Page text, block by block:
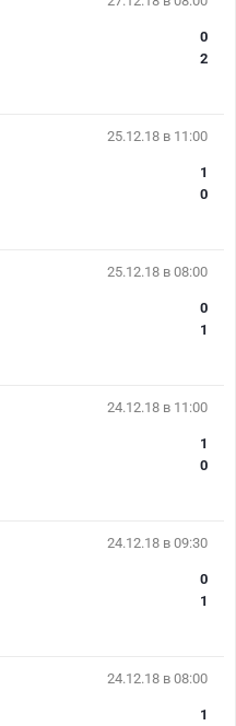
0
2
25.12.18 в 11:00
1
0
25.12.18 в 08:00
0
1
24.12.18 в 11:00
1
0
24.12.18 в 09:30
0
1
24.12.18 в 08:00
1